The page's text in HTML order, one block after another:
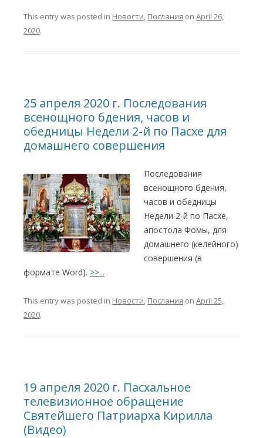
This entry was posted in Новости, Послания on April 26,
2020.
25 апреля 2020 г. Последования
всенощного бдения, часов и
обедницы Недели 2-й по Пасхе для
домашнего совершения
Последования
всенощного бдения,
часов и обедницы
Недели 2-й по Пасхе,
апостола Фомы, для
домашнего (келейного)
совершения (в
формате Word). >>...
This entry was posted in Новости, Послания on April 25,
2020.
19 апреля 2020 г. Пасхальное
телевизионное обращение
Святейшего Патриарха Кирилла
(Видео)